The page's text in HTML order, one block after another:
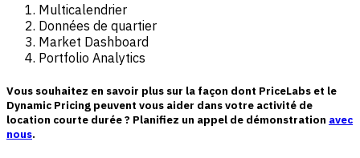
Multicalendrier
Données de quartier
Market Dashboard
Portfolio Analytics
Vous souhaitez en savoir plus sur la façon dont PriceLabs et le
Dynamic Pricing peuvent vous aider dans votre activité de
location courte durée ? Planifiez un appel de démonstration avec
nous.